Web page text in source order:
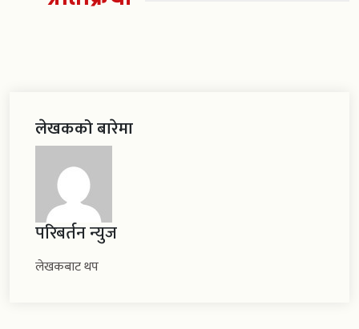
लेखकको बारेमा
परिबर्तन न्युज
लेखकबाट थप